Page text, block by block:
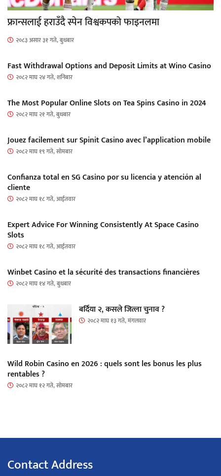
फ्रान्सलाई हराउँदै स्पेन विश्वकपको फाइनलमा
२०८३ असार ३१ गते, बुधबार
Fast Withdrawal Options and Deposit Limits at Wino Casino
२०८२ माघ २४ गते, शनिबार
The Most Popular Online Slots on Tea Spins Casino in 2024
२०८२ माघ २१ गते, बुधबार
Jouez facilement sur Spinit Casino avec l’application mobile
२०८२ माघ १९ गते, सोमबार
Confianza total en SG Casino por su licencia y atención al
cliente
२०८२ माघ १८ गते, आईतवार
Expert Advice For Winning Consistently At Space Casino
Slots
२०८२ माघ १८ गते, आईतवार
Winbet Casino et la sécurité des transactions financières
२०८२ माघ १४ गते, बुधबार
बर्दिया २, कसले जित्ला चुनाव ?
२०८२ माघ १३ गते, मंगलवार
Wild Robin Casino en 2026 : quels sont les bonus les plus
rentables ?
२०८२ माघ १२ गते, सोमबार
Contact Address